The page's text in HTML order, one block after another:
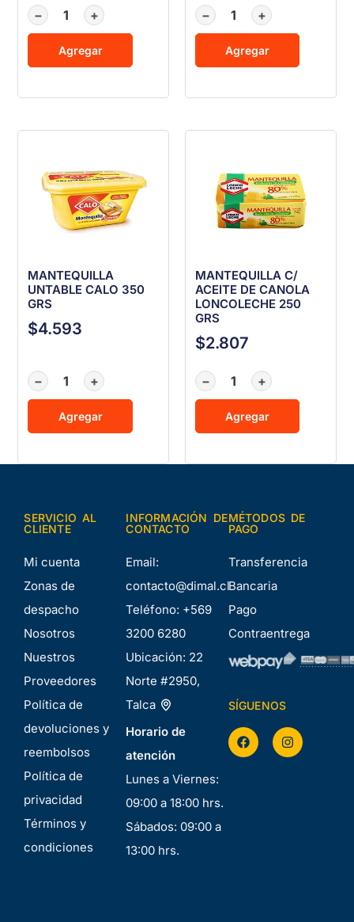
− +
Agregar
− +
Agregar
MANTEQUILLA
UNTABLE CALO 350
GRS
$4.593
− +
Agregar
MANTEQUILLA C/
ACEITE DE CANOLA
LONCOLECHE 250
GRS
$2.807
− +
Agregar
SERVICIO AL
CLIENTE
Mi cuenta
Zonas de
despacho
Nosotros
Nuestros
Proveedores
Política de
devoluciones y
reembolsos
Política de
privacidad
Términos y
condiciones
INFORMACIÓN DE
CONTACTO
Email:
contacto@dimal.cl
Teléfono: +569
3200 6280
Ubicación: 22
Norte #2950,
Talca
Horario de
atención
Lunes a Viernes:
09:00 a 18:00 hrs.
Sábados: 09:00 a
13:00 hrs.
MÉTODOS DE
PAGO
Transferencia
Bancaria
Pago
Contraentrega
SÍGUENOS